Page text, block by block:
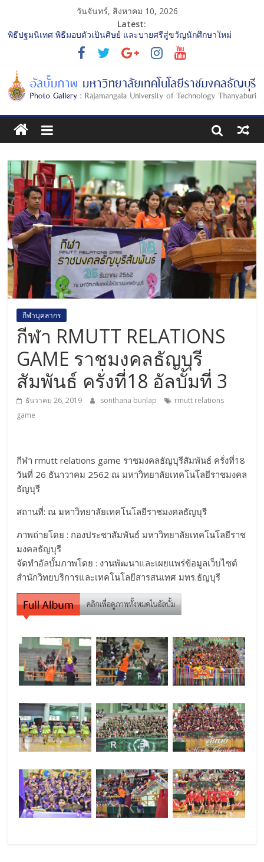
วันจันทร์, สิงหาคม 10, 2026
Latest:
พิธีปฐมนิเทศ พิธีมอบตัวเป็นศิษย์ และบายศรีสู่ขวัญนักศึกษาใหม่
ประจำปีการศึกษา 2568 รุ่นที่ 3
พิธีปฐมนิเทศ พิธีมอบตัวเป็นศิษย์ และบายศรีสู่ขวัญนักศึกษาใหม่
ประจำปีการศึกษา 2568 รุ่นที่ 2
การประกวดทูตกิจกรรม ประจำปีการศึกษา 2568 “RMUTT Freshy
2025 Time to Nine-T”
โครงการแลกเปลี่ยนเรียนรู้บทบาทของกรรมการสภามหาวิทยาลัย
เทคโนโลยีราชมงคลธัญบุรี
รับน้องเข้าคณะศิลปกรรมศาสตร์ “โยนลูกรักษ์”
กีฬาบุคลากร
กีฬา RMUTT RELATIONS
GAME ราชมงคลธัญบุรี
สัมพันธ์ ครั่งที่18 อัลบั้มที่ 3
ธันวาคม 26, 2019 sonthana bunlap
rmutt relations
game
กีฬา rmutt relations game ราชมงคลธัญบุรีสัมพันธ์ ครั่งที่18
วันที่ 26 ธันาวาคม 2562 ณ มหาวิทยาลัยเทคโนโลยีราชมงคล
ธัญบุรี
สถานที่: ณ มหาวิทยาลัยเทคโนโลยีราชมงคลธัญบุรี
ภาพถ่ายโดย : กองประชาสัมพันธ์ มหาวิทยาลัยเทคโนโลยีราช
มงคลธัญบุรี
จัดทำอัลบั้มภาพโดย : งานพัฒนาและเผยแพร่ข้อมูลเว็บไซต์
สำนักวิทยบริการและเทคโนโลยีสารสนเทศ มทร.ธัญบุรี